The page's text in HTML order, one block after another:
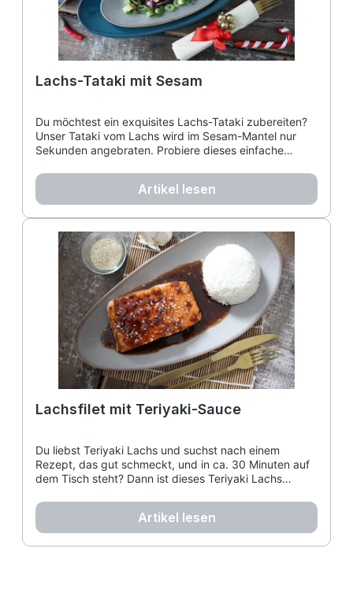
Lachs-Tataki mit Sesam
Du möchtest ein exquisites Lachs-Tataki zubereiten?
Unser Tataki vom Lachs wird im Sesam-Mantel nur
Sekunden angebraten. Probiere dieses einfache
perfekt als Lachs-Tataki mit Sesam!
Artikel lesen
Lachsfilet mit Teriyaki-Sauce
Du liebst Teriyaki Lachs und suchst nach einem
Rezept, das gut schmeckt, und in ca. 30 Minuten auf
dem Tisch steht? Dann ist dieses Teriyaki Lachs
zuzubereiten, schnell und super lecker.
Artikel lesen